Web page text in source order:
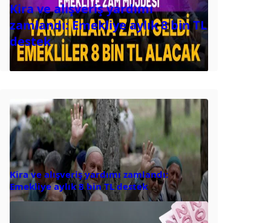
Kira ve alışveriş yardımı
zamlandı: Emekliye aylık 8 bin TL
destek
Kira ve alışveriş yardımı zamlandı:
Emekliye aylık 8 bin TL destek